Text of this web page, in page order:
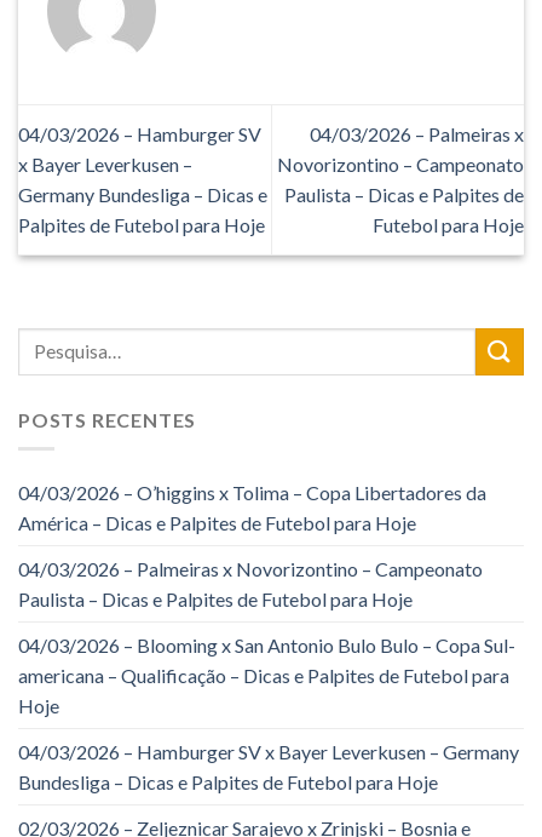
04/03/2026 – Hamburger SV
x Bayer Leverkusen –
Germany Bundesliga – Dicas e
Palpites de Futebol para Hoje
04/03/2026 – Palmeiras x
Novorizontino – Campeonato
Paulista – Dicas e Palpites de
Futebol para Hoje
POSTS RECENTES
04/03/2026 – O’higgins x Tolima – Copa Libertadores da
América – Dicas e Palpites de Futebol para Hoje
04/03/2026 – Palmeiras x Novorizontino – Campeonato
Paulista – Dicas e Palpites de Futebol para Hoje
04/03/2026 – Blooming x San Antonio Bulo Bulo – Copa Sul-
americana – Qualificação – Dicas e Palpites de Futebol para
Hoje
04/03/2026 – Hamburger SV x Bayer Leverkusen – Germany
Bundesliga – Dicas e Palpites de Futebol para Hoje
02/03/2026 – Zeljeznicar Sarajevo x Zrinjski – Bosnia e